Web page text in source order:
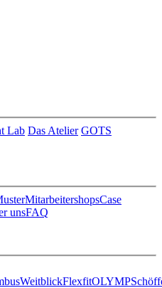
Lab Das Atelier GOTS
MitarbeitershopsCase
unsFAQ
WeitblickFlexfitOLYMP